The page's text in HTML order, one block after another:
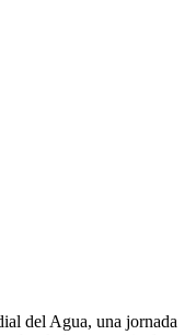
del Agua, una jornada